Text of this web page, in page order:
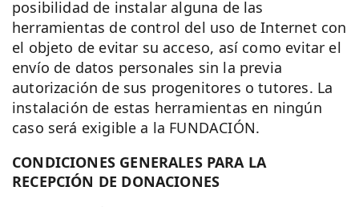
posibilidad de instalar alguna de las
herramientas de control del uso de Internet con
el objeto de evitar su acceso, así como evitar el
envío de datos personales sin la previa
autorización de sus progenitores o tutores. La
instalación de estas herramientas en ningún
caso será exigible a la FUNDACIÓN.
CONDICIONES GENERALES PARA LA
RECEPCIÓN DE DONACIONES